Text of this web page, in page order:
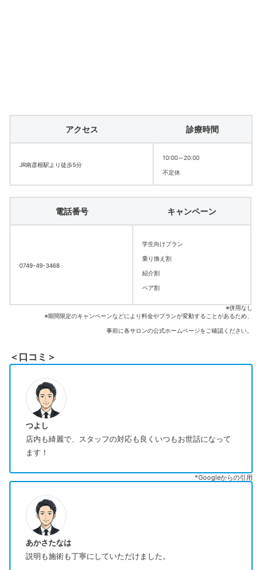
アクセス 診療時間
JR南彦根駅より徒歩5分
10:00～20:00
不定休
電話番号 キャンペーン
0749-49-3468
学生向けプラン
乗り換え割
紹介割
ペア割
※併用なし
※期間限定のキャンペーンなどにより料金やプランが変動することがあるため、
事前に各サロンの公式ホームページをご確認ください。
＜口コミ＞
つよし
店内も綺麗で、スタッフの対応も良くいつもお世話になって
ます！
*Googleからの引用
あかさたなは
説明も施術も丁寧にしていただけました。